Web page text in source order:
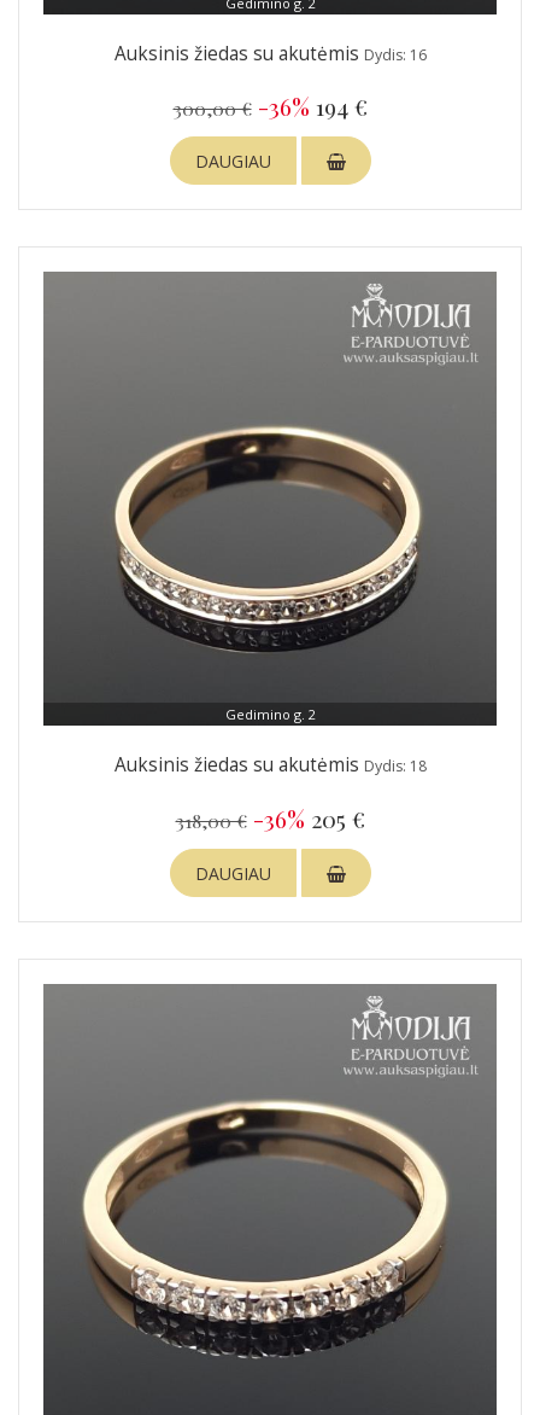
Auksinis žiedas su akutėmis Dydis: 16
300,00 € -36% 194 €
DAUGIAU
Gedimino g. 2
Auksinis žiedas su akutėmis Dydis: 18
318,00 € -36% 205 €
DAUGIAU